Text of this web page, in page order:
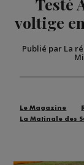
voltige
Publié par La
Le Magazine
La Matinale des